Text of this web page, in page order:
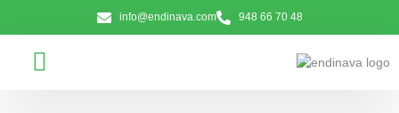
info@endinava.com 948 66 70 48